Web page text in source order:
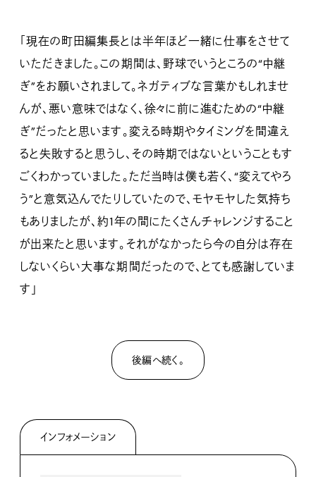
「現在の町田編集長とは半年ほど一緒に仕事をさせて
いただきました。この期間は、野球でいうところの“中継
ぎ”をお願いされまして。ネガティブな言葉かもしれませ
んが、悪い意味ではなく、徐々に前に進むための“中継
ぎ”だったと思います。変える時期やタイミングを間違え
ると失敗すると思うし、その時期ではないということもす
ごくわかっていました。ただ当時は僕も若く、“変えてやろ
う”と意気込んでたりしていたので、モヤモヤした気持ち
もありましたが、約1年の間にたくさんチャレンジすること
が出来たと思います。それがなかったら今の自分は存在
しないくらい大事な期間だったので、とても感謝していま
す」
後編へ続く。
インフォメーション